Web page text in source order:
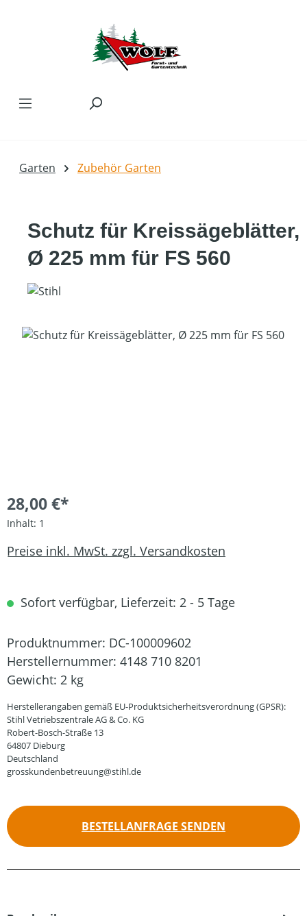
Garten Zubehör Garten
Schutz für Kreissägeblätter,
Ø 225 mm für FS 560
Bildergalerie überspringen
28,00 €*
Inhalt: 1
Preise inkl. MwSt. zzgl. Versandkosten
Sofort verfügbar, Lieferzeit: 2 - 5 Tage
Produktnummer: DC-100009602
Herstellernummer: 4148 710 8201
Gewicht: 2 kg
Herstellerangaben gemäß EU-Produktsicherheitsverordnung (GPSR):
Stihl Vetriebszentrale AG & Co. KG
Robert-Bosch-Straße 13
64807 Dieburg
Deutschland
grosskundenbetreuung@stihl.de
BESTELLANFRAGE SENDEN